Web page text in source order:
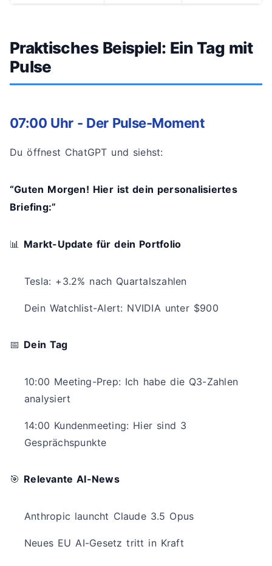
Praktisches Beispiel: Ein Tag mit
Pulse
07:00 Uhr - Der Pulse-Moment
Du öffnest ChatGPT und siehst:
“Guten Morgen! Hier ist dein personalisiertes
Briefing:”
📊 Markt-Update für dein Portfolio
Tesla: +3.2% nach Quartalszahlen
Dein Watchlist-Alert: NVIDIA unter $900
📅 Dein Tag
10:00 Meeting-Prep: Ich habe die Q3-Zahlen
analysiert
14:00 Kundenmeeting: Hier sind 3
Gesprächspunkte
🎯 Relevante AI-News
Anthropic launcht Claude 3.5 Opus
Neues EU AI-Gesetz tritt in Kraft